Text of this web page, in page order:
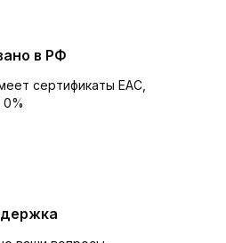
в РФ
сертификаты EAC,